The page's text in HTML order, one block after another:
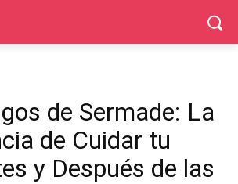
de Sermade: La
de Cuidar tu
y Después de las